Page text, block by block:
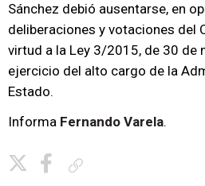
Sánchez debió ausentarse, en
deliberaciones y votaciones del
virtud a la Ley 3/2015, de 30 de
ejercicio del alto cargo de la
Estado.
Informa Fernando Varela.